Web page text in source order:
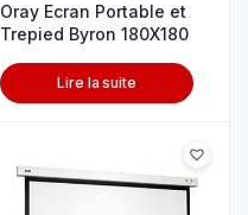
Oray Ecran Portable et
Trepied Byron 180X180
Lire la suite